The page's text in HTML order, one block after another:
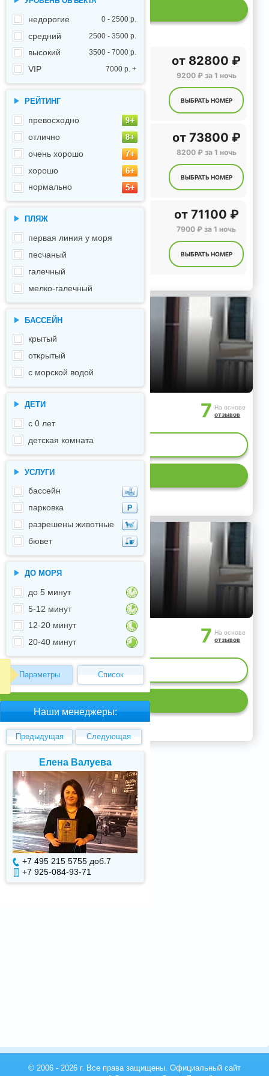
недорогие 0 - 2500 р.
средний 2500 - 3500 р.
высокий 3500 - 7000 р.
VIP 7000 р. +
РЕЙТИНГ
превосходно
отлично
очень хорошо
хорошо
нормально
ПЛЯЖ
первая линия у моря
песчаный
галечный
мелко-галечный
БАССЕЙН
крытый
открытый
с морской водой
ДЕТИ
с 0 лет
детская комната
УСЛУГИ
бассейн
парковка
разрешены животные
бювет
ДО МОРЯ
до 5 минут
5-12 минут
12-20 минут
20-40 минут
Параметры Список
Наши менеджеры:
Предыдущая Следующая
Елена Валуева
+7 495 215 5755 доб. 7
+7 925-084-93-71
от 82800 ₽
9200 ₽ за 1 ночь
ВЫБРАТЬ НОМЕР
от73800 ₽
8200 ₽ за 1 ночь
ВЫБРАТЬ НОМЕР
от71100 ₽
7900 ₽ за 1 ночь
ВЫБРАТЬ НОМЕР
7 На основе
отзывов
МЕСТ
7 На основе
отзывов
МЕСТ
© 2006 - 2026 г. Все права защищены. Официальный сайт